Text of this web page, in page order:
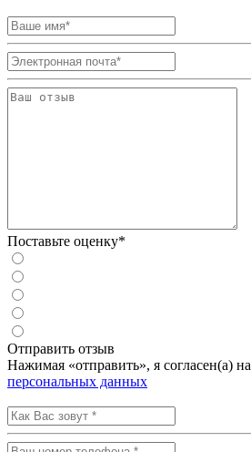
Поставьте оценку*
Отправить отзыв
Нажимая «отправить», я согласен(а) на
персональных данных